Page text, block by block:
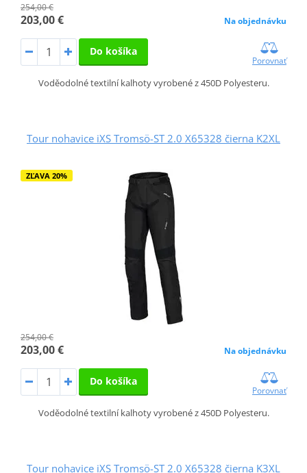
254,00 €
203,00 € Na objednávku
Do košíka
Porovnať
Voděodolné textilní kalhoty vyrobené z 450D Polyesteru.
Tour nohavice iXS Tromsö-ST 2.0 X65328 čierna K2XL
ZĽAVA 20%
254,00 €
203,00 € Na objednávku
Do košíka
Porovnať
Voděodolné textilní kalhoty vyrobené z 450D Polyesteru.
Tour nohavice iXS Tromsö-ST 2.0 X65328 čierna K3XL